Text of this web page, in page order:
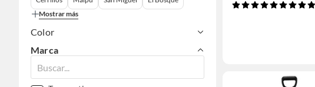
Mostrar más
Color
Marca